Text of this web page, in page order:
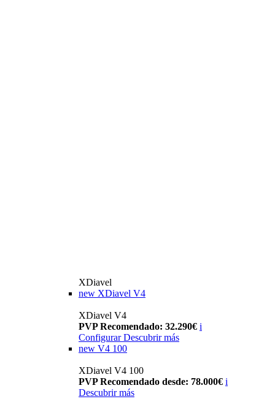
XDiavel
new XDiavel V4
XDiavel V4
PVP Recomendado: 32.290€ i
Configurar Descubrir más
new V4 100
XDiavel V4 100
PVP Recomendado desde: 78.000€ i
Descubrir más